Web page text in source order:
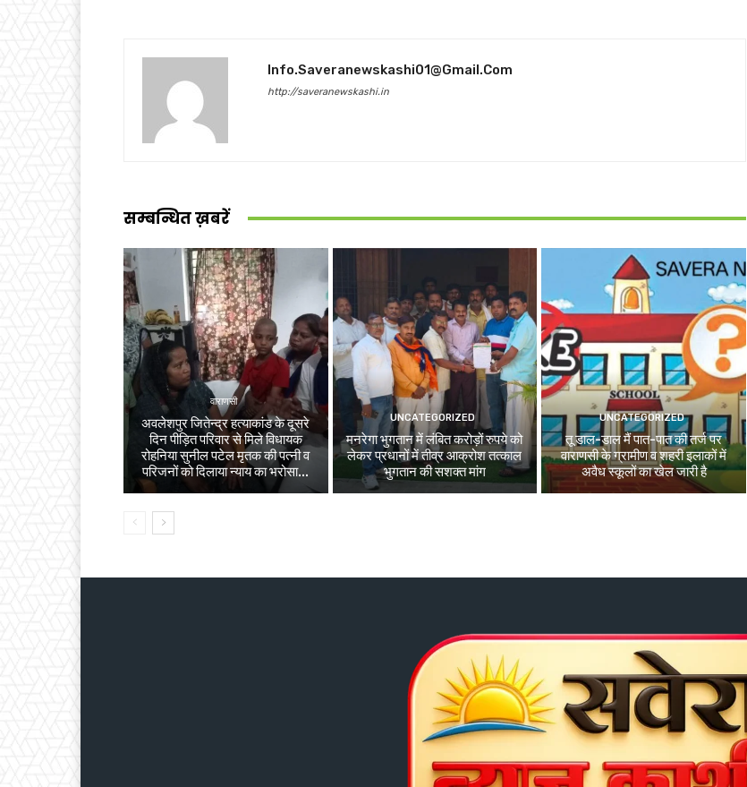
Info.saveranewskashi01@gmail.com
http://saveranewskashi.in
सम्बन्धित ख़बरें
वाराणसी
अवलेशपुर जितेन्द्र हत्याकांड के दूसरे
दिन पीड़ित परिवार से मिले विधायक
रोहनिया सुनील पटेल मृतक की पत्नी व
परिजनों को दिलाया न्याय का भरोसा...
UNCATEGORIZED
मनरेगा भुगतान में लंबित करोड़ों रुपये को
लेकर प्रधानों में तीव्र आक्रोश तत्काल
भुगतान की सशक्त मांग
UNCATEGORIZED
तू डाल-डाल मैं पात-पात की तर्ज पर
वाराणसी के ग्रामीण व शहरी इलाकों में
अवैध स्कूलों का खेल जारी है